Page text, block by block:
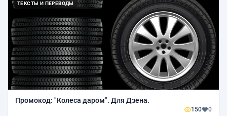
ТЕКСТЫ И ПЕРЕВОДЫ
Промокод: "Колеса даром". Для Дзена.
150 0